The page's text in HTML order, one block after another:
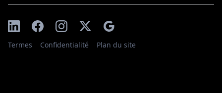
Termes Confidentialité Plan du site